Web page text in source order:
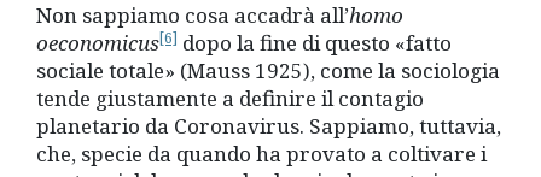
Non sappiamo cosa accadrà all’homo
oeconomicus[6] dopo la fine di questo «fatto
sociale totale» (Mauss 1925), come la sociologia
tende giustamente a definire il contagio
planetario da Coronavirus. Sappiamo, tuttavia,
che, specie da quando ha provato a coltivare i